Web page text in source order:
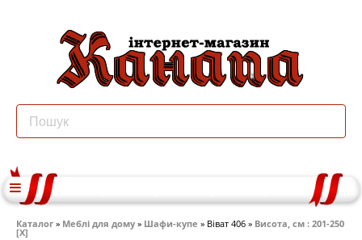
Каталог » Меблі для дому » Шафи-купе » Віват 406 » Висота, см : 201-250
[X]